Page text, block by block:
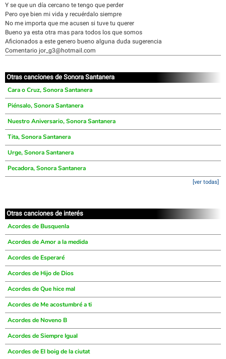
Y se que un día cercano te tengo que perder
Pero oye bien mi vida y recuérdalo siempre
No me importa que me acusen si tuve tu querer
Bueno ya esta otra mas para todos los que somos
Aficionados a este genero bueno alguna duda sugerencia
Comentario jor_g3@hotmail.com
Otras canciones de Sonora Santanera
Cara o Cruz, Sonora Santanera
Piénsalo, Sonora Santanera
Nuestro Aniversario, Sonora Santanera
Tita, Sonora Santanera
Urge, Sonora Santanera
Pecadora, Sonora Santanera
[ver todas]
Otras canciones de interés
Acordes de Busquenla
Acordes de Amor a la medida
Acordes de Esperaré
Acordes de Hijo de Dios
Acordes de Que hice mal
Acordes de Me acostumbré a ti
Acordes de Noveno B
Acordes de Siempre Igual
Acordes de El boig de la ciutat